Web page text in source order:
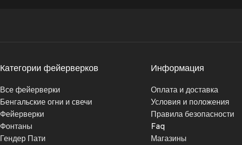
Категории фейерверков
Все фейерверки
Бенгальские огни и свечи
Фейерверки
Фонтаны
Гендер Пати
Информация
Оплата и доставка
Условия и положения
Правила безопасности
Faq
Магазины